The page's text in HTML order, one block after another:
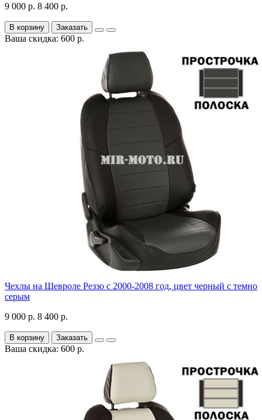
9 000 р. 8 400 р.
В корзину Заказать
Ваша скидка: 600 р.
Чехлы на Шевроле Реззо с 2000-2008 год, цвет черный с темно
серым
9 000 р. 8 400 р.
В корзину Заказать
Ваша скидка: 600 р.